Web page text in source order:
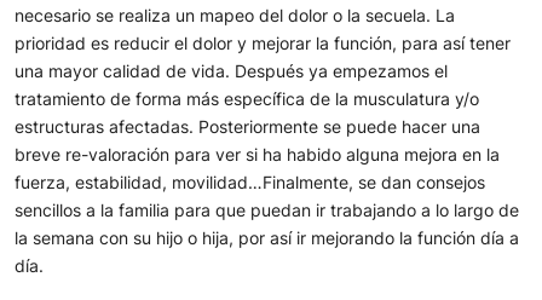
necesario se realiza un mapeo del dolor o la secuela. La
prioridad es reducir el dolor y mejorar la función, para así tener
una mayor calidad de vida. Después ya empezamos el
tratamiento de forma más específica de la musculatura y/o
estructuras afectadas. Posteriormente se puede hacer una
breve re-valoración para ver si ha habido alguna mejora en la
fuerza, estabilidad, movilidad…Finalmente, se dan consejos
sencillos a la familia para que puedan ir trabajando a lo largo de
la semana con su hijo o hija, por así ir mejorando la función día a
día.